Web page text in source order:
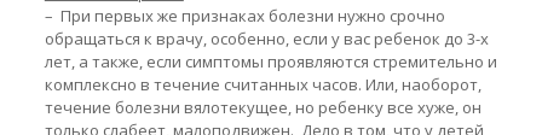
– При первых же признаках болезни нужно срочно
обращаться к врачу, особенно, если у вас ребенок до 3-х
лет, а также, если симптомы проявляются стремительно и
комплексно в течение считанных часов. Или, наоборот,
течение болезни вялотекущее, но ребенку все хуже, он
только слабеет, малоподвижен. Дело в том, что у детей